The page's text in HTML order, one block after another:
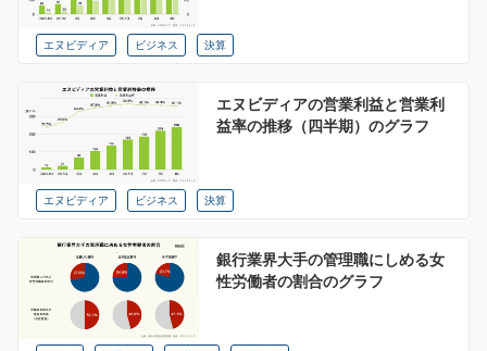
エヌビディア ビジネス 決算
エヌビディアの営業利益と営業利
益率の推移（四半期）のグラフ
エヌビディア ビジネス 決算
銀行業界大手の管理職にしめる女
性労働者の割合のグラフ